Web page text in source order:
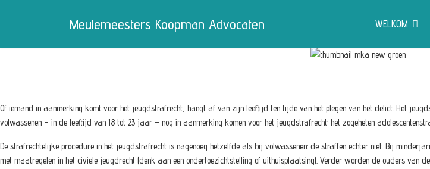
Meulemeesters Koopman Advocaten WELKOM
Of iemand in aanmerking komt voor het jeugdstrafrecht, hangt af van zijn leeftijd ten tijde van het plegen van het delict. Het
volwassenen – in de leeftijd van 18 tot 23 jaar – nog in aanmerking komen voor het jeugdstrafrecht: het zogeheten
De strafrechtelijke procedure in het jeugdstrafrecht is nagenoeg hetzelfde als bij volwassenen: de straffen echter niet. Bij
met maatregelen in het civiele jeugdrecht (denk aan een ondertoezichtstelling of uithuisplaatsing). Verder worden de ouders